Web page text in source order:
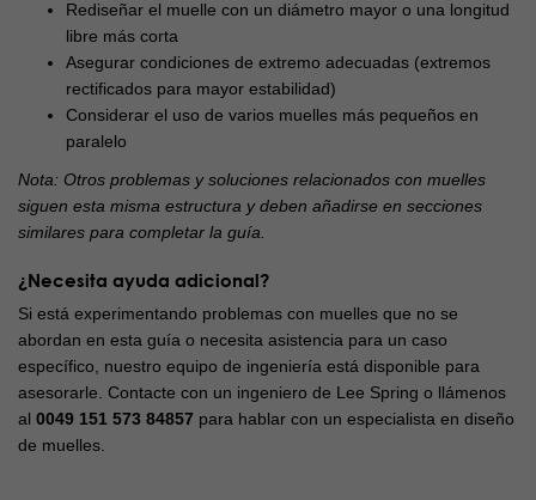
Rediseñar el muelle con un diámetro mayor o una longitud
libre más corta
Asegurar condiciones de extremo adecuadas (extremos
rectificados para mayor estabilidad)
Considerar el uso de varios muelles más pequeños en
paralelo
Nota: Otros problemas y soluciones relacionados con muelles
siguen esta misma estructura y deben añadirse en secciones
similares para completar la guía.
¿Necesita ayuda adicional?
Si está experimentando problemas con muelles que no se
abordan en esta guía o necesita asistencia para un caso
específico, nuestro equipo de ingeniería está disponible para
asesorarle. Contacte con un ingeniero de Lee Spring o llámenos
al 0049 151 573 84857 para hablar con un especialista en diseño
de muelles.